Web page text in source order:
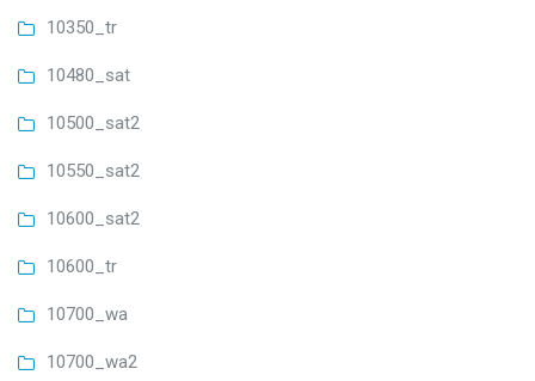
10350_tr
10480_sat
10500_sat2
10550_sat2
10600_sat2
10600_tr
10700_wa
10700_wa2